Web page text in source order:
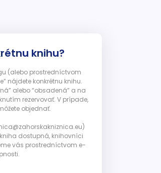
knihu?
(alebo prostredníctvom
nájdete konkrétnu knihu.
alebo “obsadená” a na
rezervovať. V prípade,
objednať.
dostupná, knihovníci
vás prostredníctvom e-